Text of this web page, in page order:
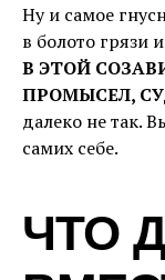
Ну и самое
в болото грязи
В ЭТОЙ
ПРОМЫСЕЛ,
далеко не так.
самих себе.
ЧТО